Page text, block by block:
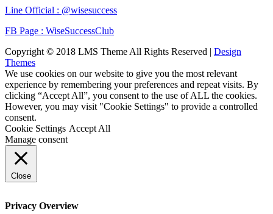
Line Official : @wisesuccess
FB Page : WiseSuccessClub
Copyright © 2018 LMS Theme All Rights Reserved | Design
Themes
We use cookies on our website to give you the most relevant
experience by remembering your preferences and repeat visits. By
clicking “Accept All”, you consent to the use of ALL the cookies.
However, you may visit "Cookie Settings" to provide a controlled
consent.
Cookie Settings Accept All
Manage consent
Close
Privacy Overview